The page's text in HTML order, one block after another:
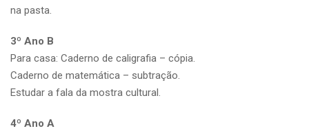
na pasta.
3º Ano B
Para casa: Caderno de caligrafia – cópia.
Caderno de matemática – subtração.
Estudar a fala da mostra cultural.
4º Ano A